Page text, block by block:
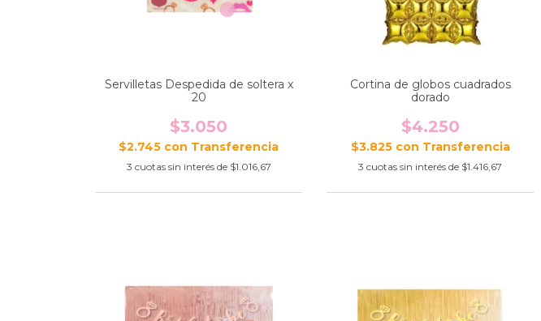
Servilletas Despedida de soltera x
20
$3.050
$2.745 con
3 cuotas sin interés de $1.016,67
Cortina de globos cuadrados
dorado
$4.250
$3.825 con
3 cuotas sin interés de $1.416,67